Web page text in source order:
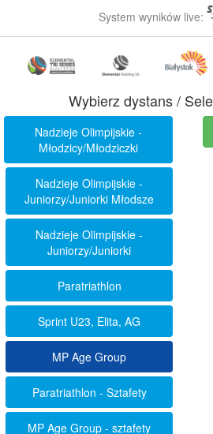
System wyników live:
Wybierz dystans /
Nadzieje Olimpijskie -
Młodzicy/Młodziczki
Nadzieje Olimpijskie -
Juniorzy/Juniorki Młodsze
Nadzieje Olimpijskie -
Juniorzy/Juniorki
Paratriathlon
Sprint U23, Elita, AG
MP Age Group
Paratriathlon - Sztafety
MP Age Group - sztafety